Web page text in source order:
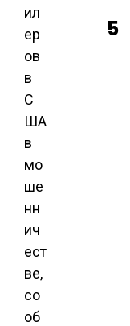
ил
ер
ов
в
С
ША
в
мо
ше
нн
ич
ест
ве,
со
об